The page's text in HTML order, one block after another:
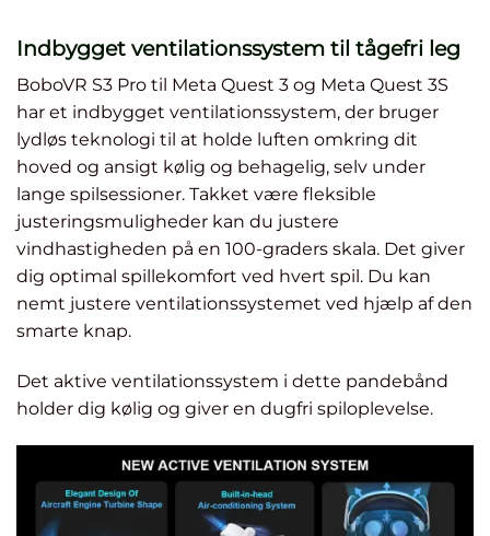
Indbygget ventilationssystem til tågefri leg
BoboVR S3 Pro til Meta Quest 3 og Meta Quest 3S
har et indbygget ventilationssystem, der bruger
lydløs teknologi til at holde luften omkring dit
hoved og ansigt kølig og behagelig, selv under
lange spilsessioner. Takket være fleksible
justeringsmuligheder kan du justere
vindhastigheden på en 100-graders skala. Det giver
dig optimal spillekomfort ved hvert spil. Du kan
nemt justere ventilationssystemet ved hjælp af den
smarte knap.
Det aktive ventilationssystem i dette pandebånd
holder dig kølig og giver en dugfri spiloplevelse.